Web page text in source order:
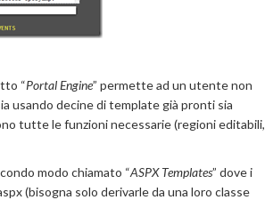
“Portal Engine” permette ad un utente non
usando decine di template già pronti sia
tutte le funzioni necessarie (regioni editabili,
modo chiamato “ASPX Templates” dove i
(bisogna solo derivarle da una loro classe